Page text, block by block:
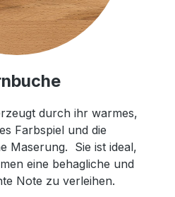
durch ihr warmes,
Farbspiel und die
Maserung. Sie ist ideal,
eine behagliche und
Note zu verleihen.